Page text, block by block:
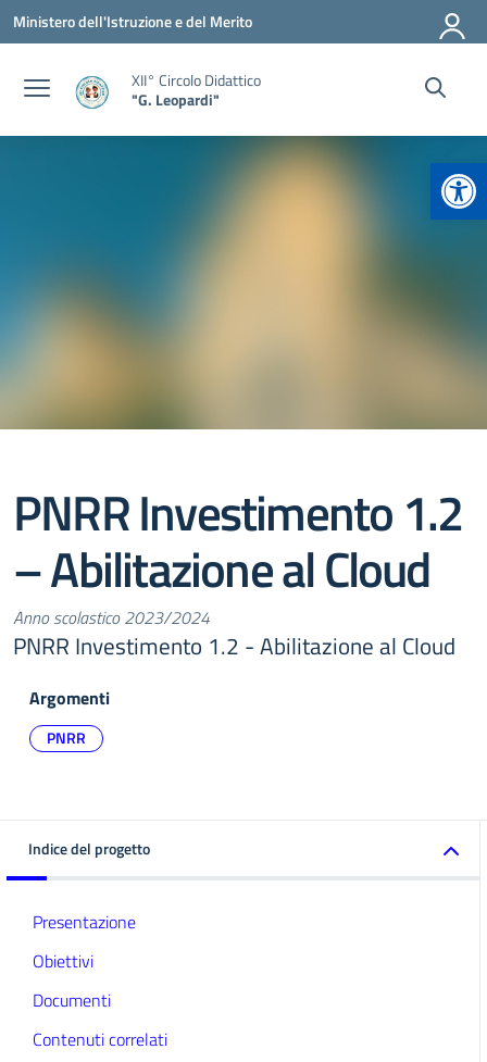
Vai ai contenuti
Vai al menu di navigazione
Vai al footer
Ministero dell'Istruzione e del Merito
XII° Circolo Didattico
"G. Leopardi"
PNRR Investimento 1.2
– Abilitazione al Cloud
Anno scolastico 2023/2024
PNRR Investimento 1.2 - Abilitazione al Cloud
Argomenti
PNRR
Indice del progetto
Presentazione
Obiettivi
Documenti
Contenuti correlati